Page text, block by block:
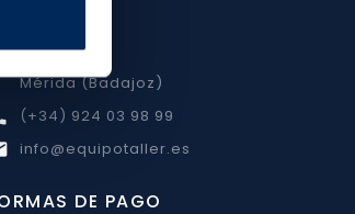
Badajoz
Mérida (Badajoz)
(+34) 924 03 98 99
info@equipotaller.es
DE PAGO